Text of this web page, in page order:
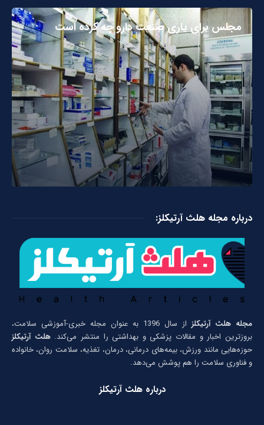
مجلس برای یاری صنعت دارو چه کرده است
درباره مجله هلث آرتیکلز:
مجله هلث آرتیکلز
از سال 1396 به عنوان مجله خبری-آموزشی سلامت،
بروزترین اخبار و مقالات پزشکی و بهداشتی را منتشر می‌کند.هلث آرتیکلز
حوزه‌هایی مانند ورزش، بیمه‌های درمانی، درمان، تغذیه، سلامت روان، خانواده
و فناوری سلامت را هم پوشش می‌دهد.
درباره هلث آرتیکلز